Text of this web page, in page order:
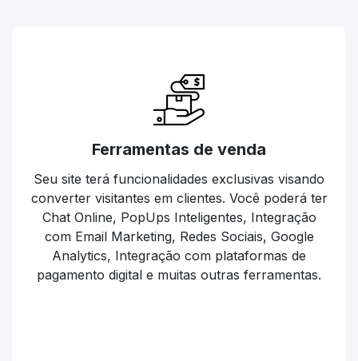
Ferramentas de venda
Seu site terá funcionalidades exclusivas visando
converter visitantes em clientes. Você poderá ter
Chat Online, PopUps Inteligentes, Integração
com Email Marketing, Redes Sociais, Google
Analytics, Integração com plataformas de
pagamento digital e muitas outras ferramentas.